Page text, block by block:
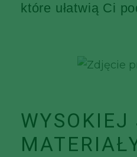
które ułatwią Ci
WYSOKIEJ